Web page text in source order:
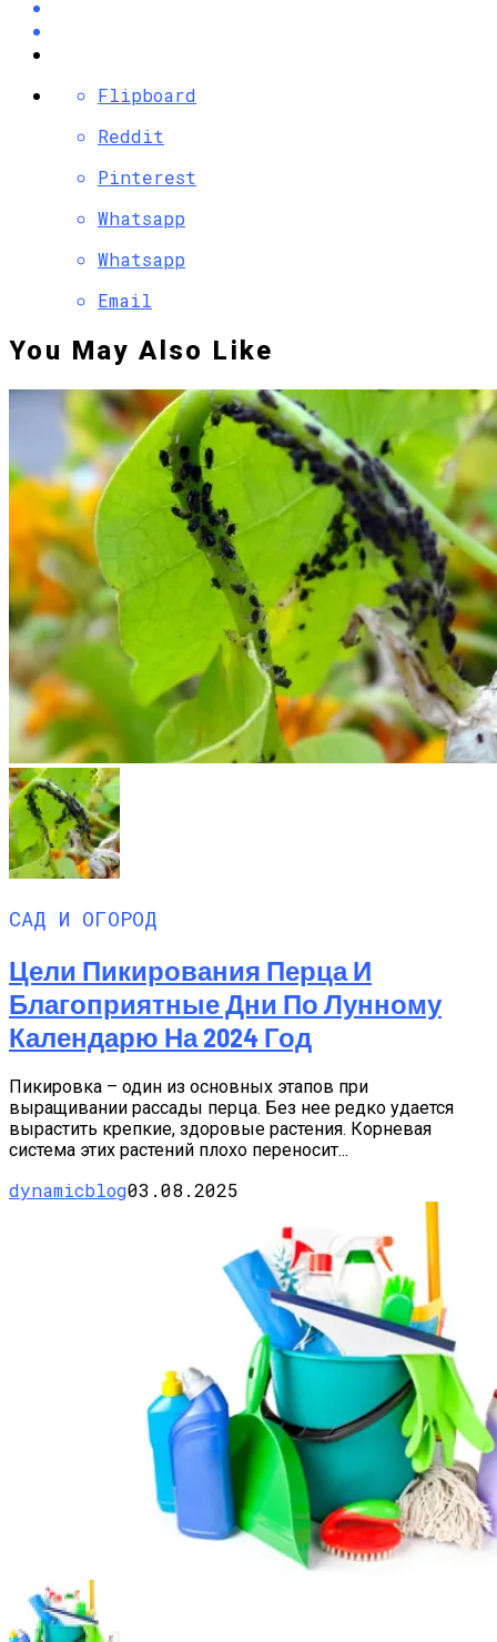
Flipboard
Reddit
Pinterest
Whatsapp
Whatsapp
Email
You May Also Like
САД И ОГОРОД
Цели Пикирования Перца И
Благоприятные Дни По Лунному
Календарю На 2024 Год
Пикировка – один из основных этапов при
выращивании рассады перца. Без нее редко удается
вырастить крепкие, здоровые растения. Корневая
система этих растений плохо переносит...
dynamicblog03.08.2025